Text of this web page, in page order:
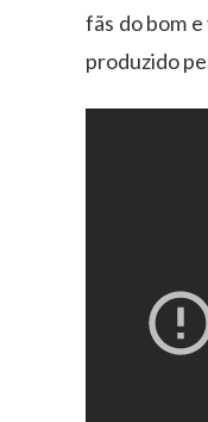
fãs do bom
produzido